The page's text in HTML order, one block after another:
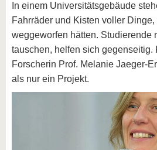
In einem Universitätsgebäude
Fahrräder und Kisten voller
weggeworfen hätten. Studierende
tauschen, helfen sich gegenseitig.
Forscherin Prof. Melanie Jaeger-
als nur ein Projekt.